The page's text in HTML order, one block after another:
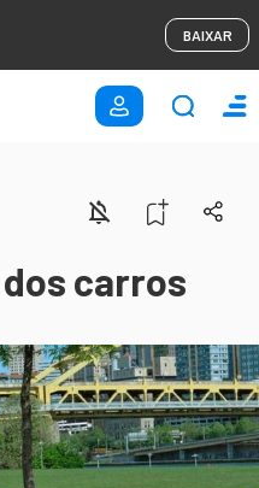
BAIXAR
carros